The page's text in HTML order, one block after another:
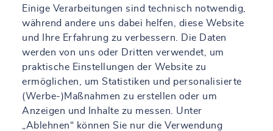
Westerstede
Derzeit geschlossen.Öffnet morgen um 08:00
An der Autobahn 11, 26655 Westerstede
+49 4488 8425 770 |+49 160 96955383
Mehr erfahren Anfahrt
Einige Verarbeitungen sind technisch notwendig,
während andere uns dabei helfen, diese Website
und Ihre Erfahrung zu verbessern. Die Daten
werden von uns oder Dritten verwendet, um
praktische Einstellungen der Website zu
ermöglichen, um Statistiken und personalisierte
(Werbe-)Maßnahmen zu erstellen oder um
Anzeigen und Inhalte zu messen. Unter
„Ablehnen“ können Sie nur die Verwendung